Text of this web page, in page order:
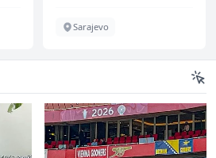
Sarajevo